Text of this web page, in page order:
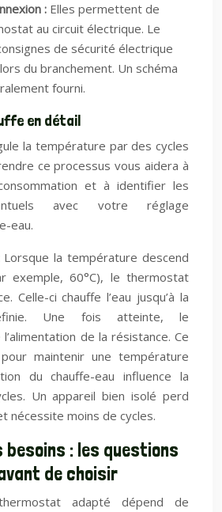
: Elles permettent de
au circuit électrique. Le
de sécurité électrique
du branchement. Un schéma
fourni.
en détail
la température par des cycles
ce processus vous aidera à
et à identifier les
avec votre réglage
eau.
la température descend
exemple, 60°C), le thermostat
Celle-ci chauffe l’eau jusqu’à la
Une fois atteinte, le
de la résistance. Ce
maintenir une température
du chauffe-eau influence la
Un appareil bien isolé perd
nécessite moins de cycles.
: les questions
de choisir
adapté dépend de